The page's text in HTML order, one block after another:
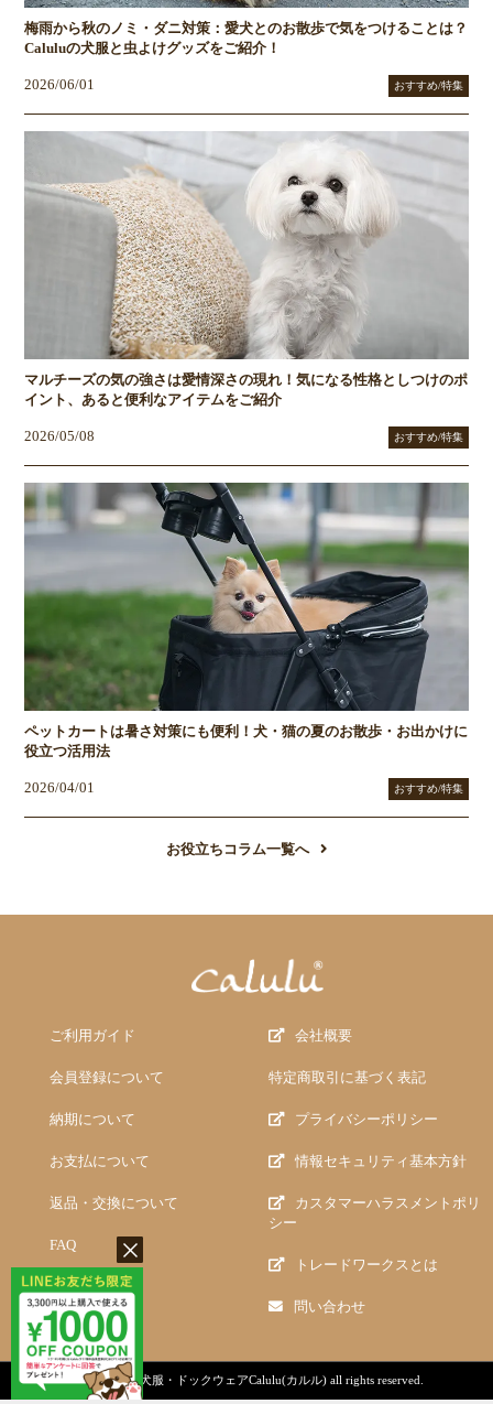
梅雨から秋のノミ・ダニ対策：愛犬とのお散歩で気をつけることは？
Caluluの犬服と虫よけグッズをご紹介！
2026/06/01 おすすめ/特集
マルチーズの気の強さは愛情深さの現れ！気になる性格としつけのポ
イント、あると便利なアイテムをご紹介
2026/05/08 おすすめ/特集
ペットカートは暑さ対策にも便利！犬・猫の夏のお散歩・お出かけに
役立つ活用法
2026/04/01 おすすめ/特集
お役立ちコラム一覧へ
ご利用ガイド
会員登録について
納期について
お支払について
返品・交換について
FAQ
会社概要
特定商取引に基づく表記
プライバシーポリシー
情報セキュリティ基本方針
カスタマーハラスメントポリ
シー
トレードワークスとは
問い合わせ
copyright (c)犬服・ドックウェアCalulu(カルル) all rights reserved.